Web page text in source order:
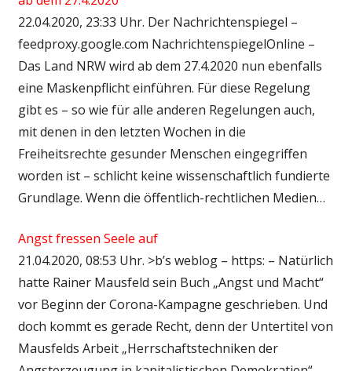
22.04.2020, 23:33 Uhr. Der Nachrichtenspiegel –
feedproxy.google.com NachrichtenspiegelOnline –
Das Land NRW wird ab dem 27.4.2020 nun ebenfalls
eine Maskenpflicht einführen. Für diese Regelung
gibt es – so wie für alle anderen Regelungen auch,
mit denen in den letzten Wochen in die
Freiheitsrechte gesunder Menschen eingegriffen
worden ist – schlicht keine wissenschaftlich fundierte
Grundlage. Wenn die öffentlich-rechtlichen Medien…
Angst fressen Seele auf
21.04.2020, 08:53 Uhr. >b’s weblog – https: – Natürlich
hatte Rainer Mausfeld sein Buch „Angst und Macht“
vor Beginn der Corona-Kampagne geschrieben. Und
doch kommt es gerade Recht, denn der Untertitel von
Mausfelds Arbeit „Herrschaftstechniken der